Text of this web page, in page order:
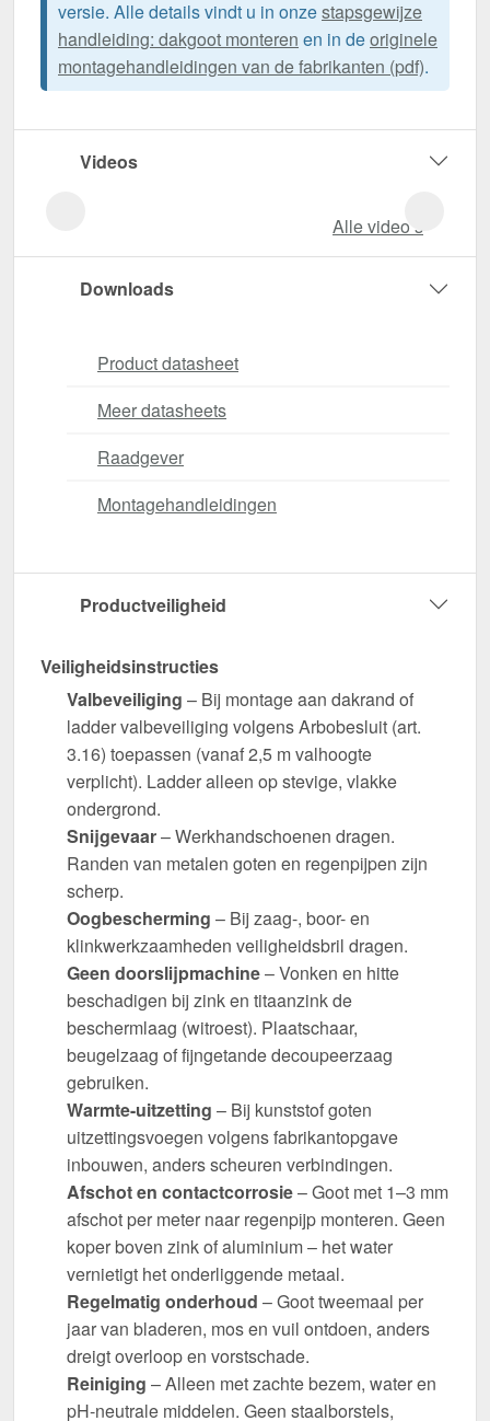
versie. Alle details vindt u in onzestapsgewijze
handleiding: dakgoot monteren en in deoriginele
montagehandleidingen van de fabrikanten (pdf).
Videos
Alle video‘s
Downloads
Product datasheet
Meer datasheets
Raadgever
Montagehandleidingen
Productveiligheid
Veiligheidsinstructies
Valbeveiliging – Bij montage aan dakrand of
ladder valbeveiliging volgens Arbobesluit (art.
3.16) toepassen (vanaf 2,5 m valhoogte
verplicht). Ladder alleen op stevige, vlakke
ondergrond.
Snijgevaar– Werkhandschoenen dragen.
Randen van metalen goten en regenpijpen zijn
scherp.
Oogbescherming – Bij zaag-, boor- en
klinkwerkzaamheden veiligheidsbril dragen.
Geen doorslijpmachine– Vonken en hitte
beschadigen bij zink en titaanzink de
beschermlaag (witroest). Plaatschaar,
beugelzaag of fijngetande decoupeerzaag
gebruiken.
Warmte-uitzetting – Bij kunststof goten
uitzettingsvoegen volgens fabrikantopgave
inbouwen, anders scheuren verbindingen.
Afschot en contactcorrosie– Goot met 1–3 mm
afschot per meter naar regenpijp monteren. Geen
koper boven zink of aluminium – het water
vernietigt het onderliggende metaal.
Regelmatig onderhoud – Goot tweemaal per
jaar van bladeren, mos en vuil ontdoen, anders
dreigt overloop en vorstschade.
Reiniging – Alleen met zachte bezem, water en
pH-neutrale middelen. Geen staalborstels,